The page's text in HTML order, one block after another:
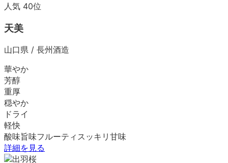
人気 40位
天美
山口県 / 長州酒造
華やか
芳醇
重厚
穏やか
ドライ
軽快
酸味旨味フルーティ スッキリ 甘味
詳細を見る